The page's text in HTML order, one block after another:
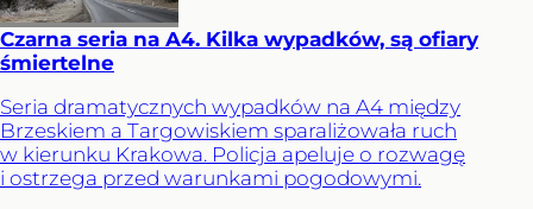
Czarna seria na A4. Kilka wypadków, są ofiary
śmiertelne
Seria dramatycznych wypadków na A4 między
Brzeskiem a Targowiskiem sparaliżowała ruch
w kierunku Krakowa. Policja apeluje o rozwagę
i ostrzega przed warunkami pogodowymi.